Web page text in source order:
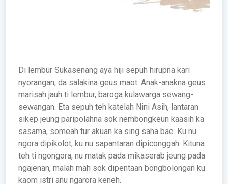
Di lembur Sukasenang aya hiji sepuh hirupna kari
nyorangan, da salakina geus maot. Anak-anakna geus
marisah jauh ti lembur, baroga kulawarga sewang-
sewangan. Eta sepuh teh katelah Nini Asih, lantaran
sikep jeung paripolahna sok nembongkeun kaasih ka
sasama, someah tur akuan ka sing saha bae. Ku nu
ngora dipikolot, ku nu sapantaran dipiconggah. Kituna
teh ti ngongora, nu matak pada mikaserab jeung pada
ngajenan, malah mah sok dipentaan bongbolongan ku
kaom istri anu ngarora keneh.